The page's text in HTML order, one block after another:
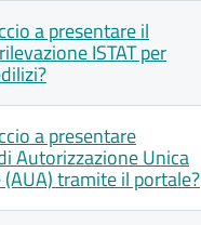
a presentare il
ISTAT per
a presentare
Autorizzazione Unica
tramite il portale?